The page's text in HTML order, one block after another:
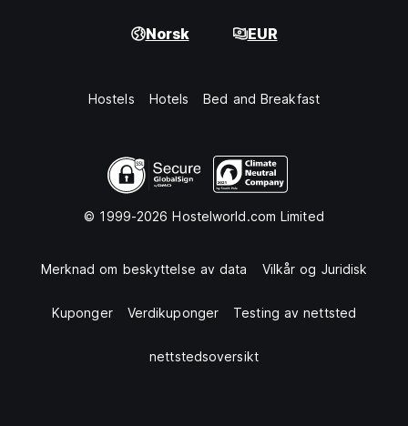
Norsk EUR
Hostels Hotels Bed and Breakfast
© 1999-2026 Hostelworld.com Limited
Merknad om beskyttelse av data Vilkår og Juridisk
Kuponger Verdikuponger Testing av nettsted
nettstedsoversikt